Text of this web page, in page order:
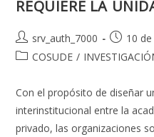
REQUIERE LA
Autor
de
srv_auth_7000
de
10
Categoría
la
entrada:
COSUDE /
Con el propósito de diseñar
interinstitucional entre la
privado, las organizaciones